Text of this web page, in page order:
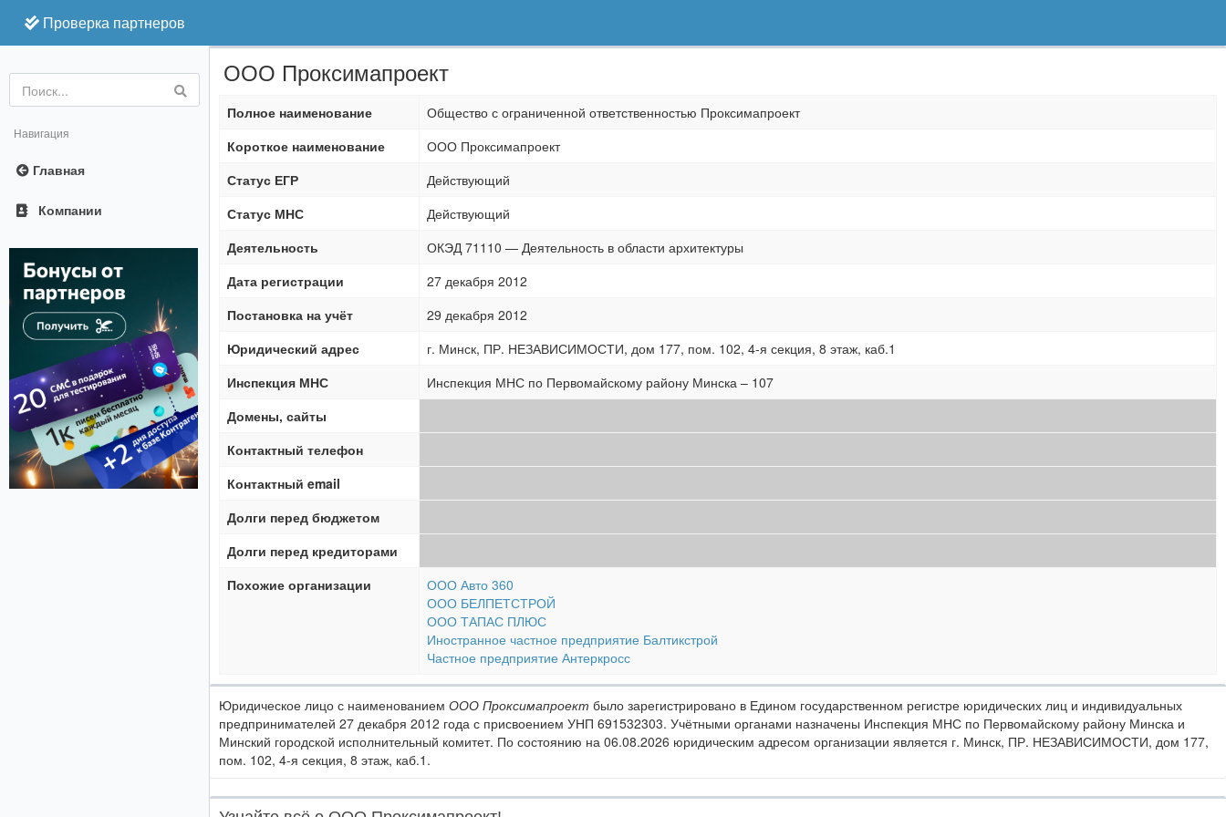
Проверка партнеров
Online
Навигация
Главная
Компании
ООО Проксимапроект
Полное наименование
Общество с ограниченной ответственностью Проксимапроект
Короткое наименование
ООО Проксимапроект
Статус ЕГР
Действующий
Статус МНС
Действующий
Деятельность
ОКЭД 71110 — Деятельность в области архитектуры
Дата регистрации
27 декабря 2012
Постановка на учёт
29 декабря 2012
Юридический адрес
г. Минск, ПР. НЕЗАВИСИМОСТИ, дом 177, пом. 102, 4-я секция, 8 этаж, каб.1
Инспекция МНС
Инспекция МНС по Первомайскому району Минска – 107
Домены, сайты
Контактный телефон
Контактный email
Долги перед бюджетом
Долги перед кредиторами
Похожие организации
ООО Авто 360
ООО БЕЛПЕТСТРОЙ
ООО ТАПАС ПЛЮС
Иностранное частное предприятие Балтикстрой
Частное предприятие Антеркросс
Юридическое лицо с наименованием ООО Проксимапроект было зарегистрировано в Едином государственном регистре юридических лиц и индивидуальных
предпринимателей 27 декабря 2012 года с присвоением УНП 691532303. Учётными органами назначены Инспекция МНС по Первомайскому району Минска и
Минский городской исполнительный комитет. По состоянию на 06.08.2026 юридическим адресом организации является г. Минск, ПР. НЕЗАВИСИМОСТИ, дом 177,
пом. 102, 4-я секция, 8 этаж, каб.1.